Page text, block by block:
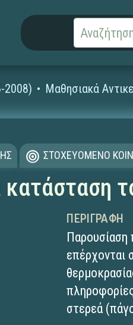
2008) Μαθησιακά
ΣΤΟΧΕΥΟΜΕΝΟ
κατάσταση
ΠΕΡΙΓΡΑΦΉ
Παρουσίαση
επέρχονται
στερεά